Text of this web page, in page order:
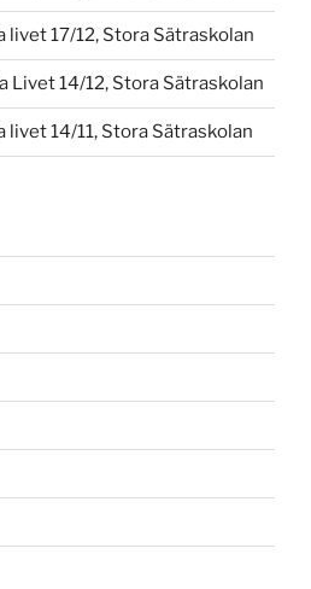
livet 17/12, Stora Sätraskolan
Livet 14/12, Stora Sätraskolan
livet 14/11, Stora Sätraskolan